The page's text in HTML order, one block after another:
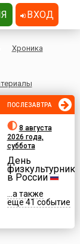
Хроника
ПОСЛЕЗАВТРА
8 августа
2026 года,
суббота
День
физкультурника
в России
...а также
еще 41 событие
ВХОД